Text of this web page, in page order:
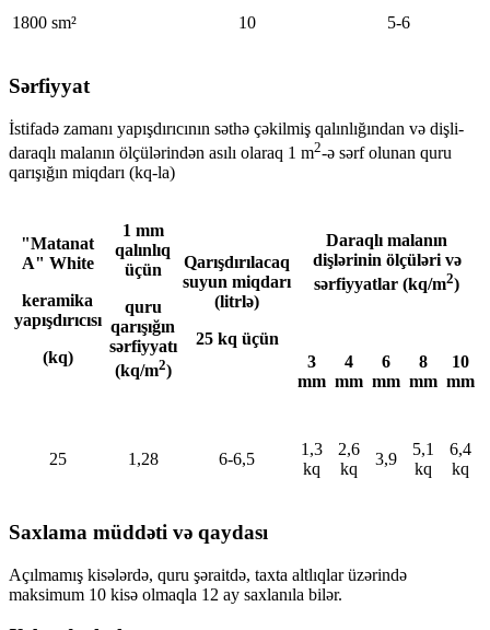
1800 sm² 10 5-6
Sərfiyyat
İstifadə zamanı yapışdırıcının səthə çəkilmiş qalınlığından və dişli-
daraqlı malanın ölçülərindən asılı olaraq 1 m2-ə sərf olunan quru
qarışığın miqdarı (kq-la)
"Matanat
A" White
keramika
yapışdırıcısı
(kq)
1 mm
qalınlıq
üçün
quru
qarışığın
sərfiyyatı
(kq/m2)
Qarışdırılacaq
suyun miqdarı
(litrlə)
25 kq üçün
Daraqlı malanın
dişlərinin ölçüləri və
sərfiyyatlar (kq/m2)
3
mm
4
mm
6
mm
8
mm
10
mm
25 1,28 6-6,5
1,3
kq
2,6
kq
3,9
5,1
kq
6,4
kq
Saxlama müddəti və qaydası
Açılmamış kisələrdə, quru şəraitdə, taxta altlıqlar üzərində
maksimum 10 kisə olmaqla 12 ay saxlanıla bilər.